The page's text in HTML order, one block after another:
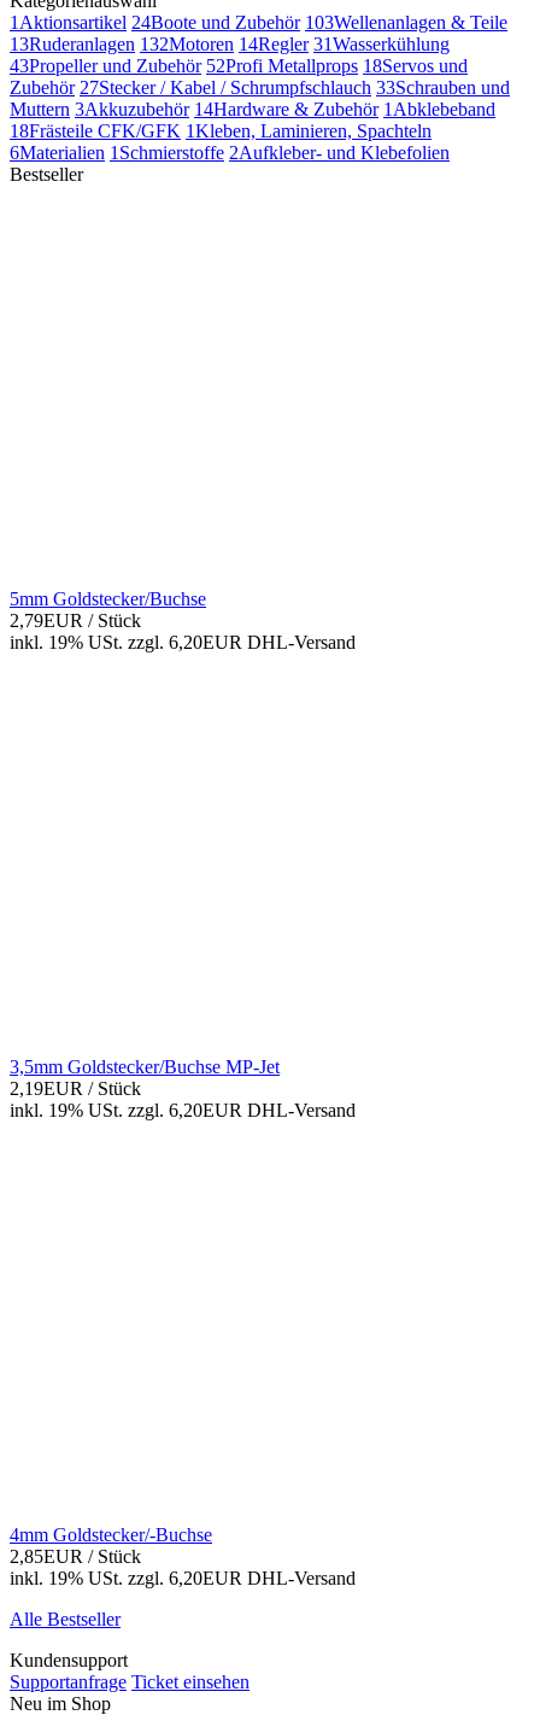
1 Aktionsartikel 24Boote und Zubehör 103Wellenanlagen & Teile
13Ruderanlagen 132Motoren 14Regler 31Wasserkühlung
43Propeller und Zubehör 52Profi Metallprops 18Servos und
Zubehör 27Stecker / Kabel / Schrumpfschlauch 33Schrauben und
Muttern 3Akkuzubehör 14Hardware & Zubehör 1 Abklebeband
18Frästeile CFK/GFK 1Kleben, Laminieren, Spachteln
6Materialien 1 Schmierstoffe 2Aufkleber- und Klebefolien
Bestseller
5mm Goldstecker/Buchse
2,79EUR / Stück
inkl. 19% USt. zzgl. 6,20EUR DHL-Versand
3,5mm Goldstecker/Buchse MP-Jet
2,19EUR / Stück
inkl. 19% USt. zzgl. 6,20EUR DHL-Versand
4mm Goldstecker/-Buchse
2,85EUR / Stück
inkl. 19% USt. zzgl. 6,20EUR DHL-Versand
Alle Bestseller
Kundensupport
Supportanfrage Ticket einsehen
Neu im Shop